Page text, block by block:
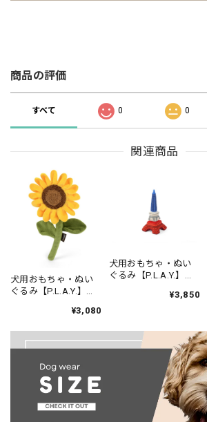
商品の評価
すべて 0 0
関連商品
犬用おもちゃ・ぬい
ぐるみ【P.L.A.Y.】サ
¥3,080
犬用おもちゃ・ぬい
ぐるみ【P.L.A.Y.】エ
¥3,850